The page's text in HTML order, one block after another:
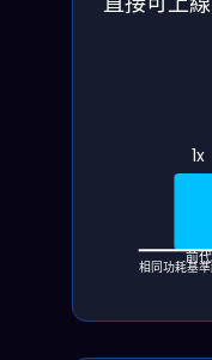
前
1x
相同功耗基準